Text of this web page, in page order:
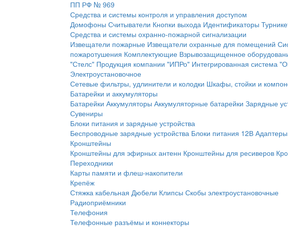
ПП РФ № 969
Средства и системы контроля и управления доступом
Домофоны Считыватели Кнопки выхода Идентификаторы
Средства и системы охранно-пожарной сигнализации
Извещатели пожарные Извещатели охранные для помещений
пожаротушения Комплектующие Взрывозащищенное
"Стелс" Продукция компании "ИПРо" Интегрированная система
Электроустановочное
Сетевые фильтры, удлинители и колодки Шкафы, стойки и
Батарейки и аккумуляторы
Батарейки Аккумуляторы Аккумуляторные батарейки Зарядные
Сувениры
Блоки питания и зарядные устройства
Беспроводные зарядные устройства Блоки питания 12В
Кронштейны
Кронштейны для эфирных антенн Кронштейны для ресиверов
Переходники
Карты памяти и флеш-накопители
Крепёж
Стяжка кабельная Дюбели Клипсы Скобы электроустановочные
Радиоприёмники
Телефония
Телефонные разъёмы и коннекторы